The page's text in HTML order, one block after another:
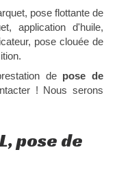
pose flottante de
application d'huile,
pose clouée de
de pose de
! Nous serons
pose de